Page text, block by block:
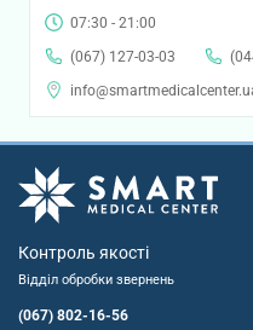
07:30 - 21:00
(067) 127-03-03
Контроль якості
Відділ обробки звернень
(067) 802-16-56